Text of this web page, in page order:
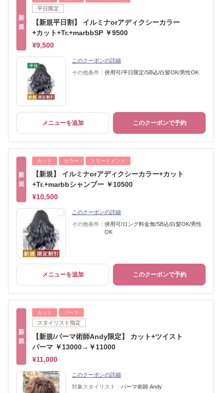
新
規
平日限定
【新規平日割】 イルミナorアディクシーカラー
+カット+Tr.+marbbSP ￥9500
¥9,500
このクーポンの詳細
その他条件： 併用可/平日限定/SB込/白髪OK/男性OK
メニューを追加 このクーポンで予約
新
規
カット カラー トリートメント
【新規】 イルミナorアディクシーカラー+カット
+Tr.+marbbシャンプー ￥10500
¥10,500
このクーポンの詳細
その他条件： 併用可/ロング料金無/SB込/白髪OK/男性
OK
メニューを追加 このクーポンで予約
新
規
カット パーマ
スタイリスト指定
【新規/パーマ術師Andy限定】 カット+ツイスト
パーマ ￥13000→￥11000
¥11,000
このクーポンの詳細
対象スタイリスト： パーマ術師 Andy